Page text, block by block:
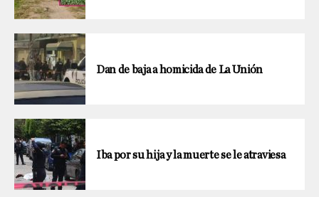
Dan de baja a homicida de La Unión
Iba por su hija y la muerte se le atraviesa